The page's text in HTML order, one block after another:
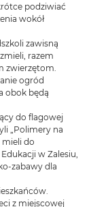
podziwiać
wokół
zawisną
razem
zwierzętom.
ogród
obok będą
do flagowej
„Polimery na
mieli do
w Zalesiu,
zabawy dla
z miejscowej